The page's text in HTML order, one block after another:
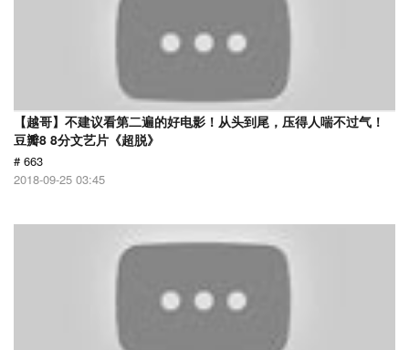
【越哥】不建议看第二遍的好电影！从头到尾，压得人喘不过气！
豆瓣8 8分文艺片《超脱》
# 663
2018-09-25 03:45